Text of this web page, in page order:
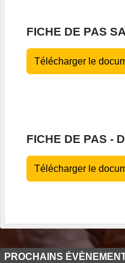
FICHE DE PAS
Télécharger le
FICHE DE PAS -
Télécharger le
PROCHAINS